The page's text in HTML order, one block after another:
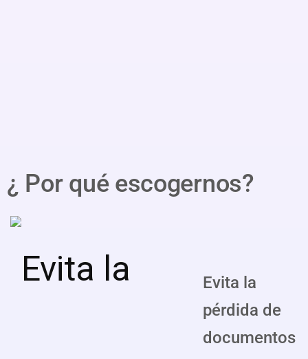
¿ Por qué escogernos?
Evita la
pérdida de
documentos